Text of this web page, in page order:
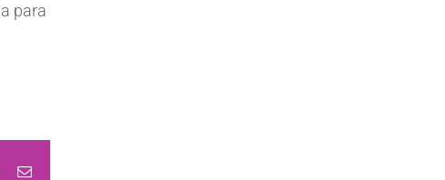
para
WhatsApp
Email